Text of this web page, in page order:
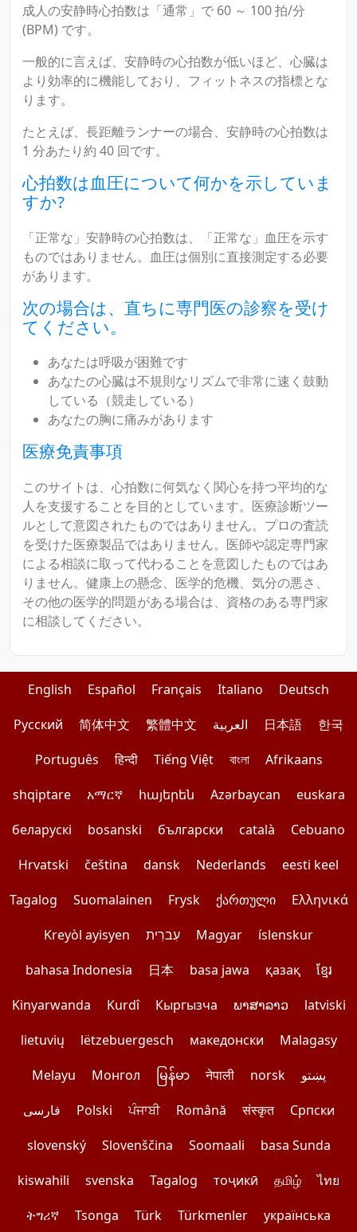
成人の安静時心拍数は「通常」で 60 ～ 100 拍/分
(BPM) です。
一般的に言えば、安静時の心拍数が低いほど、心臓は
より効率的に機能しており、フィットネスの指標とな
ります。
たとえば、長距離ランナーの場合、安静時の心拍数は
1 分あたり約 40 回です。
心拍数は血圧について何かを示していま
すか?
「正常な」安静時の心拍数は、「正常な」血圧を示す
ものではありません。血圧は個別に直接測定する必要
があります。
次の場合は、直ちに専門医の診察を受け
てください。
あなたは呼吸が困難です
あなたの心臓は不規則なリズムで非常に速く鼓動
している（競走している）
あなたの胸に痛みがあります
医療免責事項
このサイトは、心拍数に何気なく関心を持つ平均的な
人を支援することを目的としています。医療診断ツー
ルとして意図されたものではありません。プロの査読
を受けた医療製品ではありません。医師や認定専門家
による相談に取って代わることを意図したものではあ
りません。健康上の懸念、医学的危機、気分の悪さ、
その他の医学的問題がある場合は、資格のある専門家
に相談してください。
English Español Français Italiano
Deutsch
Pусский
简体中文 繁體中文 العربية 日本語
한국
Português
हिन्दी Tiếng Việt বাংলা
Afrikaans
shqiptare
አማርኛ հայերեն Azərbaycan
euskara
беларускі
bosanski български català
Cebuano
Hrvatski
čeština dansk Nederlands
eesti keel
Tagalog
Suomalainen Frysk ქართული
Ελληνικά
Kreyòl ayisyen
עִברִית Magyar
íslenskur
bahasa Indonesia
日本 basa jawa қазақ
ខ្មែរ
Kinyarwanda
Kurdî Кыргызча ພາສາລາວ
latviski
lietuvių
lëtzebuergesch македонски
Malagasy
Melayu
Монгол မြန်မာ नेपाली norsk
پښتو
فارسی
Polski ਪੰਜਾਬੀ Română संस्कृत
Српски
slovenský
Slovenščina Soomaali
basa Sunda
kiswahili
svenska Tagalog тоҷикӣ தமிழ்
ไทย
ትግሪኛ
Tsonga Türk Türkmenler українська